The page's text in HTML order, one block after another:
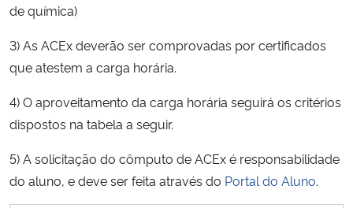
Controladoria-Geral da União
Ministério da Mulher, da Família e dos Direitos Humanos
Secretaria de Governo
Gabinete de Segurança Institucional
de química)
3) As ACEx deverão ser comprovadas por certificados
que atestem a carga horária.
4) O aproveitamento da carga horária seguirá os critérios
dispostos na tabela a seguir.
5) A solicitação do cômputo de ACEx é responsabilidade
do aluno, e deve ser feita através do Portal do Aluno.